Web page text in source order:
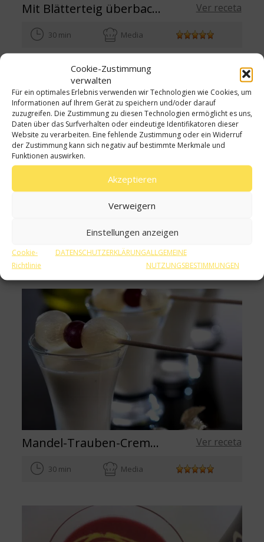
Cookie-Zustimmung
verwalten
Für ein optimales Erlebnis verwenden wir Technologien wie Cookies, um
Informationen auf Ihrem Gerät zu speichern und/oder darauf
zuzugreifen. Die Zustimmung zu diesen Technologien ermöglicht es uns,
Daten über das Surfverhalten oder eindeutige Identifikatoren dieser
Website zu verarbeiten. Eine fehlende Zustimmung oder ein Widerruf
der Zustimmung kann sich negativ auf bestimmte Merkmale und
Funktionen auswirken.
Akzeptieren
Verweigern
Einstellungen anzeigen
Cookie-
Richtlinie
DATENSCHUTZERKLÄRUNGALLGEMEINE
NUTZUNGSBESTIMMUNGEN
Mit Blätterteig überbackene Meeresfrüchtecreme Ver receta
30 min Media
30 min Media
Mandel-Trauben-Creme im Gläschen mit nativem Olivenöl extra Ver receta
30 min Media